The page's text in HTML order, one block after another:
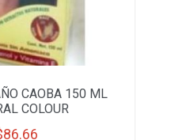
CAOBA 150 ML
COLOUR
86.66